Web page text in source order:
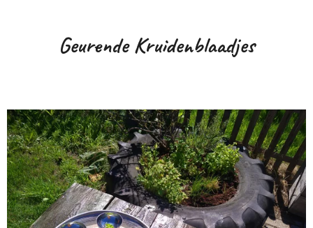
Geurende Kruidenblaadjes